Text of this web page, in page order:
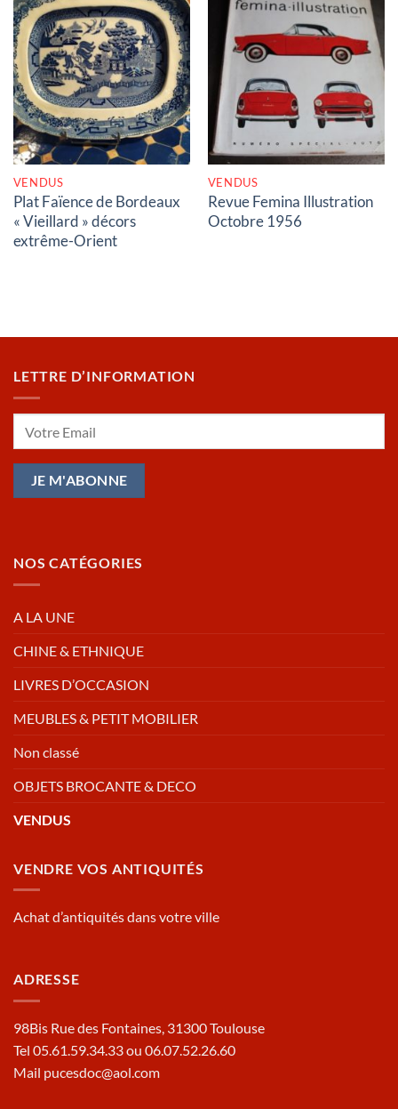
RUPTURE DE STOCK
VENDUS
Plat Faïence de Bordeaux
« Vieillard » décors
extrême-Orient
RUPTURE DE STOCK
VENDUS
Revue Femina Illustration
Octobre 1956
LETTRE D’INFORMATION
NOS CATÉGORIES
A LA UNE
CHINE & ETHNIQUE
LIVRES D’OCCASION
MEUBLES & PETIT MOBILIER
Non classé
OBJETS BROCANTE & DECO
VENDUS
VENDRE VOS ANTIQUITÉS
Achat d’antiquités dans votre ville
ADRESSE
98Bis Rue des Fontaines, 31300 Toulouse
Tel 05.61.59.34.33 ou 06.07.52.26.60
Mail pucesdoc@aol.com